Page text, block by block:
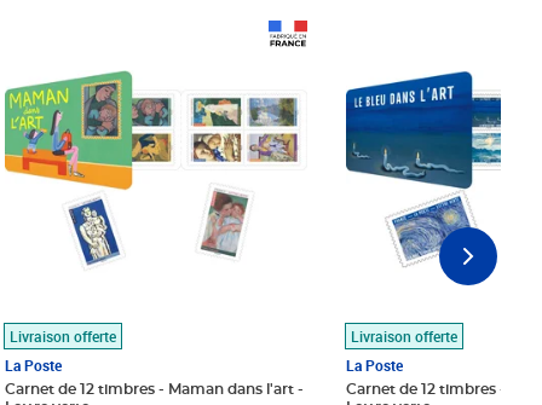
Livraison offerte
La Poste
Carnet de 12 timbres - Maman dans l'art -
Livraison offerte
La Poste
Carnet de 12 timbres - Le